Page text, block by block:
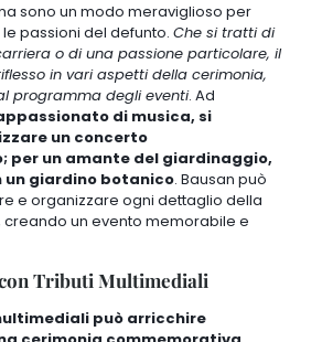
sono un modo meraviglioso per
passioni del defunto. Che si tratti di
o di una passione particolare, il
in vari aspetti della cerimonia,
programma degli eventi. Ad
di musica, si
un concerto
per un amante del giardinaggio,
un giardino botanico. Bausan può
e organizzare ogni dettaglio della
creando un evento memorabile e
Tributi Multimediali
può arricchire